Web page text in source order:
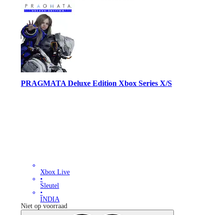
PRAGMATA Deluxe Edition Xbox Series X/S
Xbox Live
•
Sleutel
•
INDIA
Niet op voorraad